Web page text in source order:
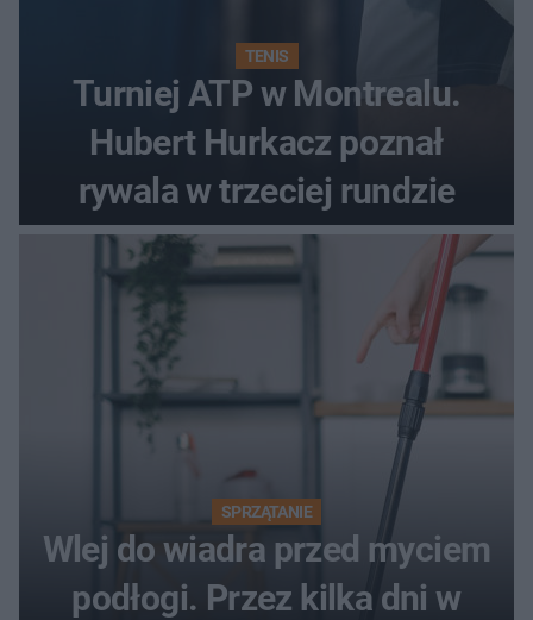
TENIS
Turniej ATP w Montrealu.
Hubert Hurkacz poznał
rywala w trzeciej rundzie
SPRZĄTANIE
Wlej do wiadra przed myciem
podłogi. Przez kilka dni w